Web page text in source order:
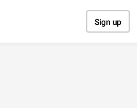
Sign up